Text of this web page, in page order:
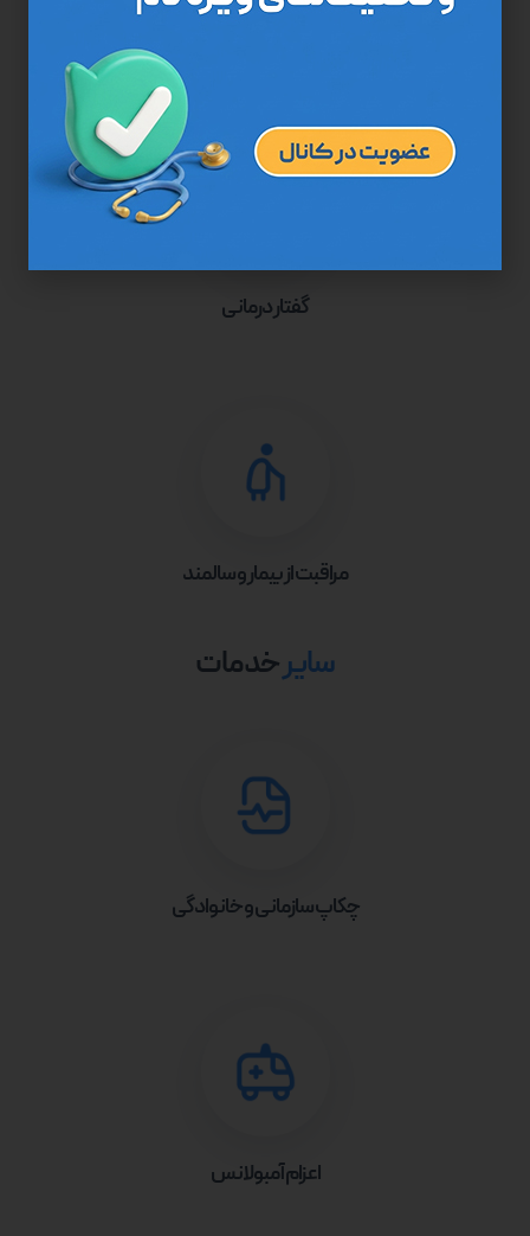
گفتار درمانی
مراقبت از بیمار و سالمند
سایرخدمات
چکاپ سازمانی و خانوادگی
اعزام آمبولانس